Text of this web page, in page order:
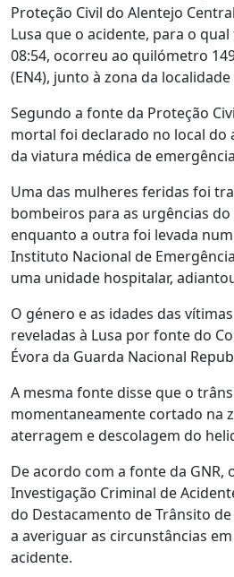
Proteção Civil do Alentejo
Lusa que o acidente, para o
08:54, ocorreu ao quilómetro
(EN4), junto à zona da localidade
Segundo a fonte da Proteção
mortal foi declarado no local do
da viatura médica de
Uma das mulheres feridas foi
bombeiros para as urgências
enquanto a outra foi levada
Instituto Nacional de
uma unidade hospitalar,
O género e as idades das
reveladas à Lusa por fonte do
Évora da Guarda Nacional
A mesma fonte disse que o
momentaneamente cortado na
aterragem e descolagem do
De acordo com a fonte da GNR,
Investigação Criminal de
do Destacamento de Trânsito
a averiguar as circunstâncias
acidente.